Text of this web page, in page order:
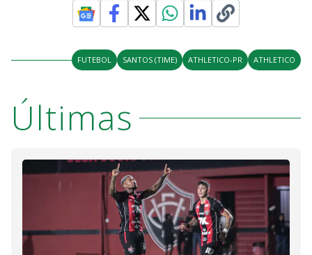
FUTEBOL SANTOS (TIME) ATHLETICO-PR ATHLETICO
Últimas